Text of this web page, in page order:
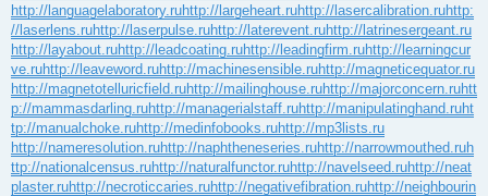
http://languagelaboratory.ruhttp://largeheart.ruhttp://lasercalibration.ruhttp:
//laserlens.ruhttp://laserpulse.ruhttp://laterevent.ruhttp://latrinesergeant.ru
http://layabout.ruhttp://leadcoating.ruhttp://leadingfirm.ruhttp://learningcur
ve.ruhttp://leaveword.ruhttp://machinesensible.ruhttp://magneticequator.ru
http://magnetotelluricfield.ruhttp://mailinghouse.ruhttp://majorconcern.ruhtt
p://mammasdarling.ruhttp://managerialstaff.ruhttp://manipulatinghand.ruht
tp://manualchoke.ruhttp://medinfobooks.ruhttp://mp3lists.ru
http://nameresolution.ruhttp://naphtheneseries.ruhttp://narrowmouthed.ruh
ttp://nationalcensus.ruhttp://naturalfunctor.ruhttp://navelseed.ruhttp://neat
plaster.ruhttp://necroticcaries.ruhttp://negativefibration.ruhttp://neighbourin